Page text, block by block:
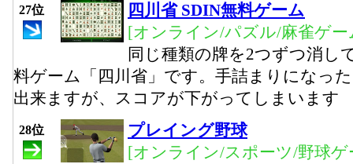
27位
四川省 SDIN無料ゲーム
[オンライン/パズル/麻雀ゲー
同じ種類の牌を2つずつ消し
料ゲーム「四川省」です。手詰まりになっ
出来ますが、スコアが下がってしまいます
28位
プレイング野球
[オンライン/スポーツ/野球ゲ